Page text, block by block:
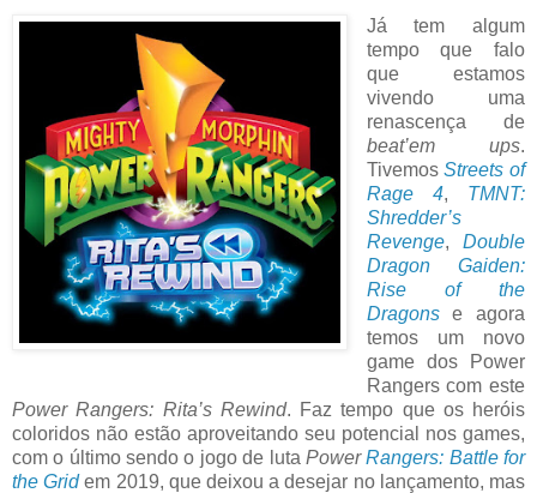
Já tem algum
tempo que falo
que estamos
vivendo uma
renascença de
beat’em ups.
TivemosStreets of
Rage 4, TMNT:
Shredder’s
Revenge, Double
Dragon Gaiden:
Rise of the
Dragonse agora
temos um novo
game dos Power
Rangers com este
Power Rangers: Rita’s Rewind. Faz tempo que os heróis
coloridos não estão aproveitando seu potencial nos games,
com o último sendo o jogo de luta PowerRangers: Battle for
the Grid em 2019, que deixou a desejar no lançamento, mas